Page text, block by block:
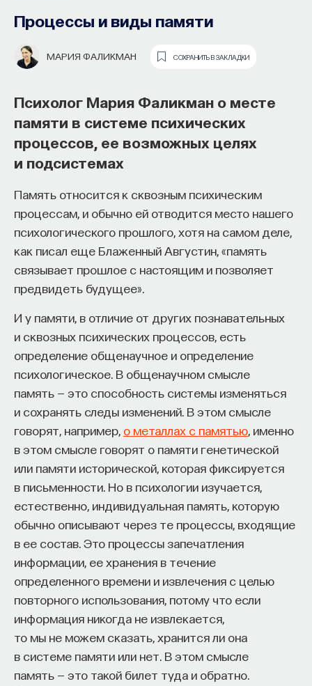
Процессы и виды памяти
МАРИЯ ФАЛИКМАН СОХРАНИТЬ В ЗАКЛАДКИ
Психолог Мария Фаликман о месте
памяти в системе психических
процессов, ее возможных целях
и подсистемах
Память относится к сквозным психическим
процессам, и обычно ей отводится место нашего
психологического прошлого, хотя на самом деле,
как писал еще Блаженный Августин, «память
связывает прошлое с настоящим и позволяет
предвидеть будущее».
И у памяти, в отличие от других познавательных
и сквозных психических процессов, есть
определение общенаучное и определение
психологическое. В общенаучном смысле
память — это способность системы изменяться
и сохранять следы изменений. В этом смысле
говорят, например, о металлах с памятью , именно
в этом смысле говорят о памяти генетической
или памяти исторической, которая фиксируется
в письменности. Но в психологии изучается,
естественно, индивидуальная память, которую
обычно описывают через те процессы, входящие
в ее состав. Это процессы запечатления
информации, ее хранения в течение
определенного времени и извлечения с целью
повторного использования, потому что если
информация никогда не извлекается,
то мы не можем сказать, хранится ли она
в системе памяти или нет. В этом смысле
память — это такой билет туда и обратно.
образования и рынок труда —
«Мыслить как учёный» #57
Зачем университету длинный
горизонт планирования и как
ИИ меняет саму организацию
мышления и обучения
Максутов
беседует с Ульяной Раведовской
зачем университет нужен в эпоху ИИ и почему
высшее образование нельзя сводить к быстрой
подготовке под нужды рынка.
собственное будущее, почему результаты
образования раскрываются на длинной дистанции,
и что на самом деле должен уметь студент,
выходящий в сложный и быстро меняющийся мир.
А еще — почему ИИ не стоит просто запрещать,
как использовать его для диалога, и зачем
университету учить не только знаниям, но и самой
практике мышления и коммуникации.
проект Naukka Talents.
Это глобальная экосистема для поиска и найма
STEM-специалистов (Science, Technology,
Engineering, Mathematics) в самые амбициозные
Deep-Tech и Biotech проекты по всему миру. Если
вы занимаетесь биоинформатикой, молекулярной
биологией, ИИ или другими наукоемкими
дисциплинами, проект поможет вам найти место
в командах, меняющих индустрию.